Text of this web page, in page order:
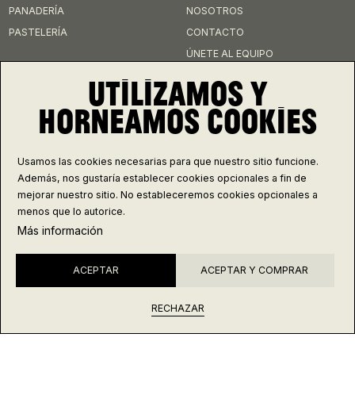
ELIGE TU FECHA
PANADERÍA
PASTELERÍA
NOSOTROS
CONTACTO
ÚNETE AL EQUIPO
INSTAGRAM
FACEBOOK
Controla tus galletas
DEVOLUCIÓNPRIVACIDAD
UTILIZAMOS Y
HORNEAMOS COOKIES
Usamos las cookies necesarias para que nuestro sitio funcione.
Además, nos gustaría establecer cookies opcionales a fin de
mejorar nuestro sitio. No estableceremos cookies opcionales a
menos que lo autorice.
Más información
ACEPTAR ACEPTAR Y COMPRAR
RECHAZAR